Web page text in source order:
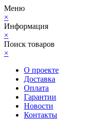
Меню
×
Информация
×
Поиск товаров
×
О проекте
Доставка
Оплата
Гарантии
Новости
Контакты